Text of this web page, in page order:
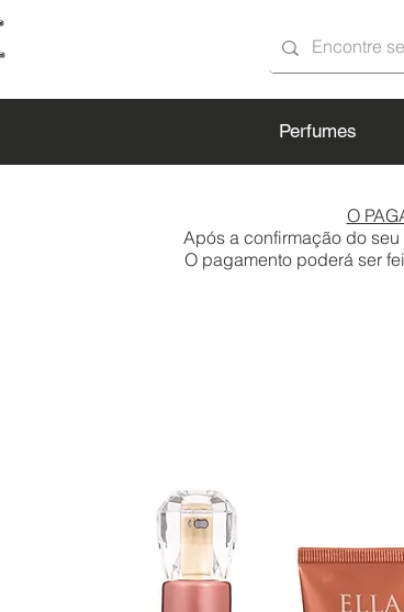
Perfumes
O
Após a confirmação do
O pagamento poderá ser